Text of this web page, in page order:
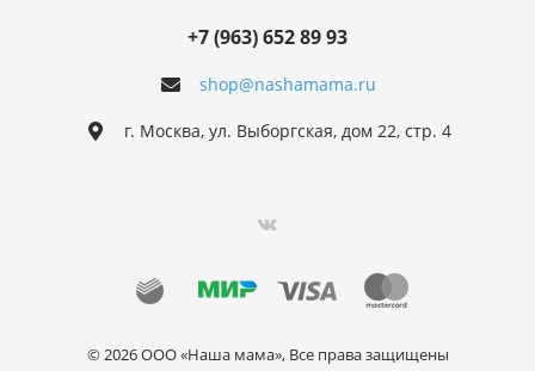
shop@nashamama.ru
+7 (963) 652 89 93
г. Москва, ул. Выборгская, дом 22, стр. 4
© 2026 ООО «Наша мама», Все права защищены